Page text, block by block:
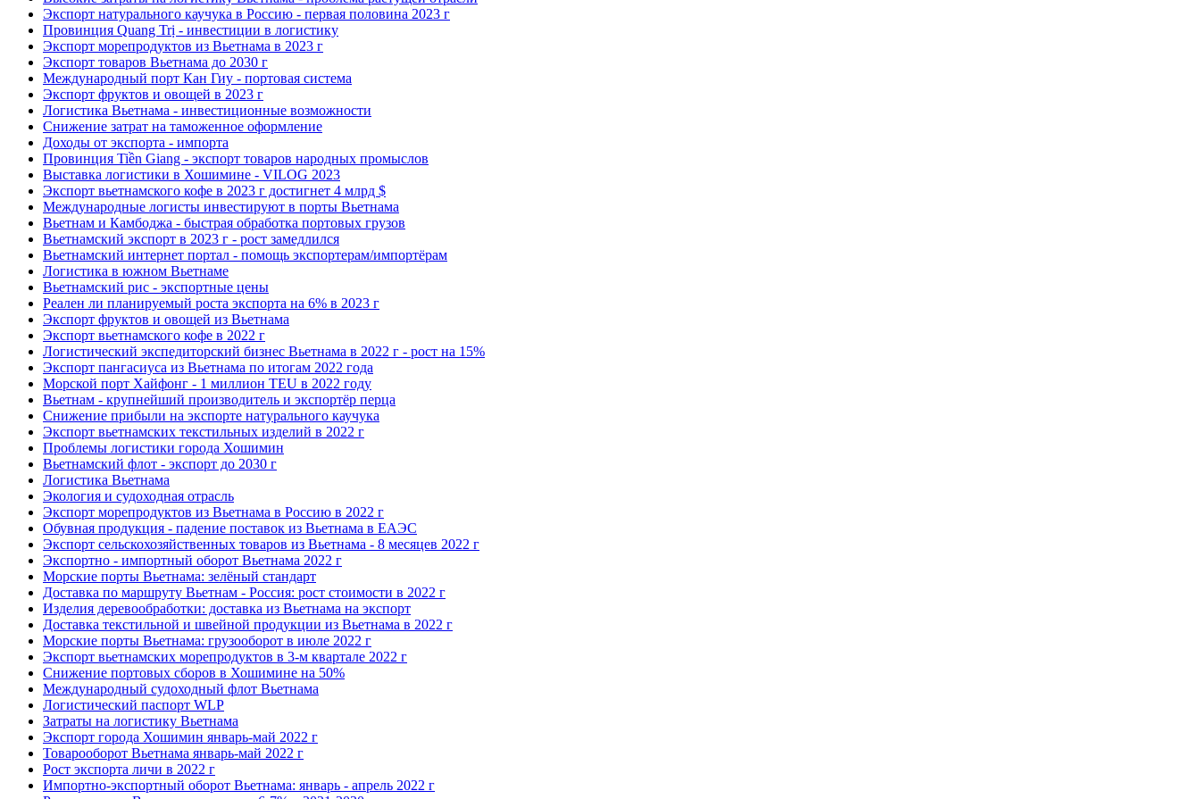
Экспорт натурального каучука в Россию - первая половина 2023 г
Провинция Quang Trị - инвестиции в логистику
Экспорт морепродуктов из Вьетнама в 2023 г
Экспорт товаров Вьетнама до 2030 г
Международный порт Кан Гиу - портовая система
Экспорт фруктов и овощей в 2023 г
Логистика Вьетнама - инвестиционные возможности
Снижение затрат на таможенное оформление
Доходы от экспорта - импорта
Провинция Tiền Giang - экспорт товаров народных промыслов
Выставка логистики в Хошимине - VILOG 2023
Экспорт вьетнамского кофе в 2023 г достигнет 4 млрд $
Международные логисты инвестируют в порты Вьетнама
Вьетнам и Камбоджа - быстрая обработка портовых грузов
Вьетнамский экспорт в 2023 г - рост замедлился
Вьетнамский интернет портал - помощь экспортерам/импортёрам
Логистика в южном Вьетнаме
Вьетнамский рис - экспортные цены
Реален ли планируемый роста экспорта на 6% в 2023 г
Экспорт фруктов и овощей из Вьетнама
Экспорт вьетнамского кофе в 2022 г
Логистический экспедиторский бизнес Вьетнама в 2022 г - рост на 15%
Экспорт пангасиуса из Вьетнама по итогам 2022 года
Морской порт Хайфонг - 1 миллион TEU в 2022 году
Вьетнам - крупнейший производитель и экспортёр перца
Снижение прибыли на экспорте натурального каучука
Экспорт вьетнамских текстильных изделий в 2022 г
Проблемы логистики города Хошимин
Вьетнамский флот - экспорт до 2030 г
Логистика Вьетнама
Экология и судоходная отрасль
Экспорт морепродуктов из Вьетнама в Россию в 2022 г
Обувная продукция - падение поставок из Вьетнама в ЕАЭС
Экспорт сельскохозяйственных товаров из Вьетнама - 8 месяцев 2022 г
Экспортно - импортный оборот Вьетнама 2022 г
Морские порты Вьетнама: зелёный стандарт
Доставка по маршруту Вьетнам - Россия: рост стоимости в 2022 г
Изделия деревообработки: доставка из Вьетнама на экспорт
Доставка текстильной и швейной продукции из Вьетнама в 2022 г
Морские порты Вьетнама: грузооборот в июле 2022 г
Экспорт вьетнамских морепродуктов в 3-м квартале 2022 г
Снижение портовых сборов в Хошимине на 50%
Международный судоходный флот Вьетнама
Логистический паспорт WLP
Затраты на логистику Вьетнама
Экспорт города Хошимин январь-май 2022 г
Товарооборот Вьетнама январь-май 2022 г
Рост экспорта личи в 2022 г
Импортно-экспортный оборот Вьетнама: январь - апрель 2022 г